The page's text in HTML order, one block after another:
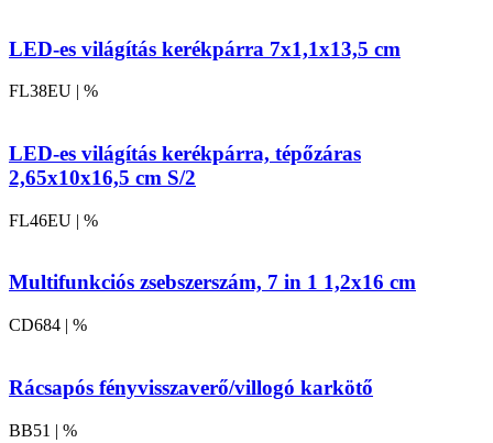
LED-es világítás kerékpárra 7x1,1x13,5 cm
FL38EU | %
LED-es világítás kerékpárra, tépőzáras
2,65x10x16,5 cm S/2
FL46EU | %
Multifunkciós zsebszerszám, 7 in 1 1,2x16 cm
CD684 | %
Rácsapós fényvisszaverő/villogó karkötő
BB51 | %